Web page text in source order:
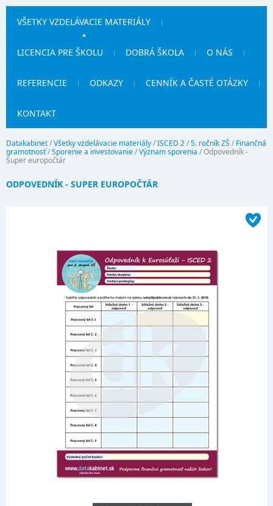
VŠETKY VZDELÁVACIE MATERIÁLY
LICENCIA PRE ŠKOLU DOBRÁ ŠKOLA O NÁS
REFERENCIE ODKAZY CENNÍK A ČASTÉ OTÁZKY
KONTAKT
Datakabinet/Všetky vzdelávacie materiály/ISCED 2/5. ročník ZŠ / Finančná
gramotnosť/Sporenie a investovanie/Význam sporenia /Odpovedník -
Super europočtár
ODPOVEDNÍK - SUPER EUROPOČTÁR